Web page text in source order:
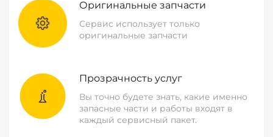
Оригинальные запчасти
Сервис использует только
оригинальные запчасти
Прозрачность услуг
Вы точно будете знать, какие именно
запасные части и работы входят в
каждый сервисный пакет.